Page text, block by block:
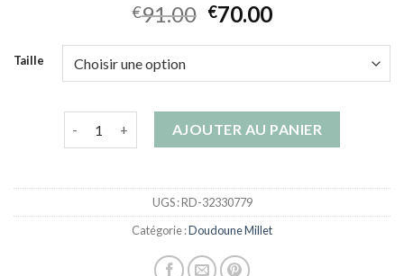
€91.00 €70.00
Taille
quantité de doudoune milletAJOUTER AU PANIER
UGS :RD-32330779
Catégorie :Doudoune Millet